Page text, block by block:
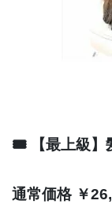
🎟 【最上級】
通常価格 ￥